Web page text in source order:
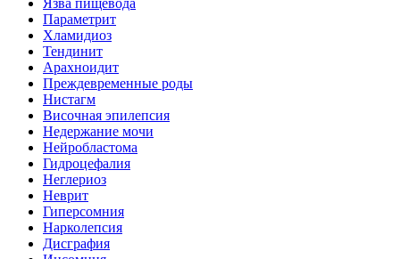
Язва пищевода
Параметрит
Хламидиоз
Тендинит
Арахноидит
Преждевременные роды
Нистагм
Височная эпилепсия
Недержание мочи
Нейробластома
Гидроцефалия
Неглериоз
Неврит
Гиперсомния
Нарколепсия
Дисграфия